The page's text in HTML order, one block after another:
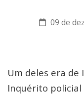
09 de
Um deles era de
Inquérito